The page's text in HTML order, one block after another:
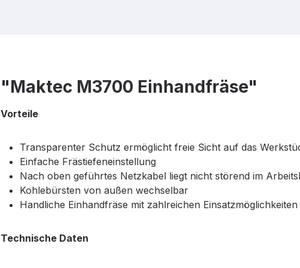
"Maktec M3700 Einhandfräse"
Vorteile
Transparenter Schutz ermöglicht freie Sicht auf das
Einfache Frästiefeneinstellung
Nach oben geführtes Netzkabel liegt nicht störend im
Kohlebürsten von außen wechselbar
Handliche Einhandfräse mit zahlreichen Einsatzmöglichkeiten
Technische Daten